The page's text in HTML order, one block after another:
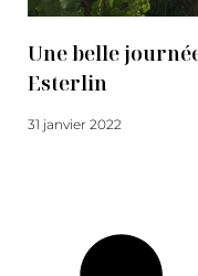
Une belle
Esterlin
31 janvier 2022